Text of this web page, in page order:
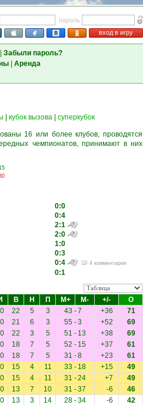
пароль
вход в игру
Забыли пароль?
| Аренда
кубок вызова| суперкубок
16 или более клубов, проводятся
чемпионатов, принимают в них
0:0
0:4
2:1
2:0
1:0
0:3
0:4 4 комментария
0:1
В Н П М+ М- +/-
О
22 5 3 43 -7 +36
71
21 6 3 55 -3 +52
69
22 3 5 51 - 13 +38
69
18 7 5 52 - 15 +37
61
18 7 5 31 -8 +23
61
15 4 11 33 - 18 +15
49
15 4 11 31 -24 +7
49
13 7 10 31 -37 -6
46
13 3 14 28 -34 -6
42